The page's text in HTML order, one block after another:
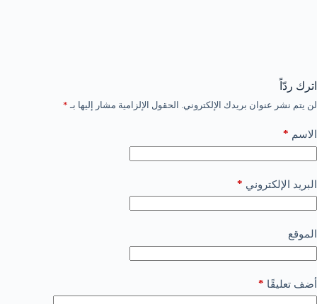
اترك ردّاً
لن يتم نشر عنوان بريدك الإلكتروني. الحقول الإلزامية مشار إليها بـ *
الاسم *
البريد الإلكتروني *
الموقع
أضف تعليقًا *